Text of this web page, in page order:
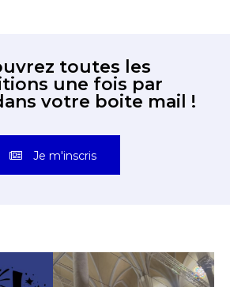
toutes les
une fois par
votre boite mail !
Je m'inscris